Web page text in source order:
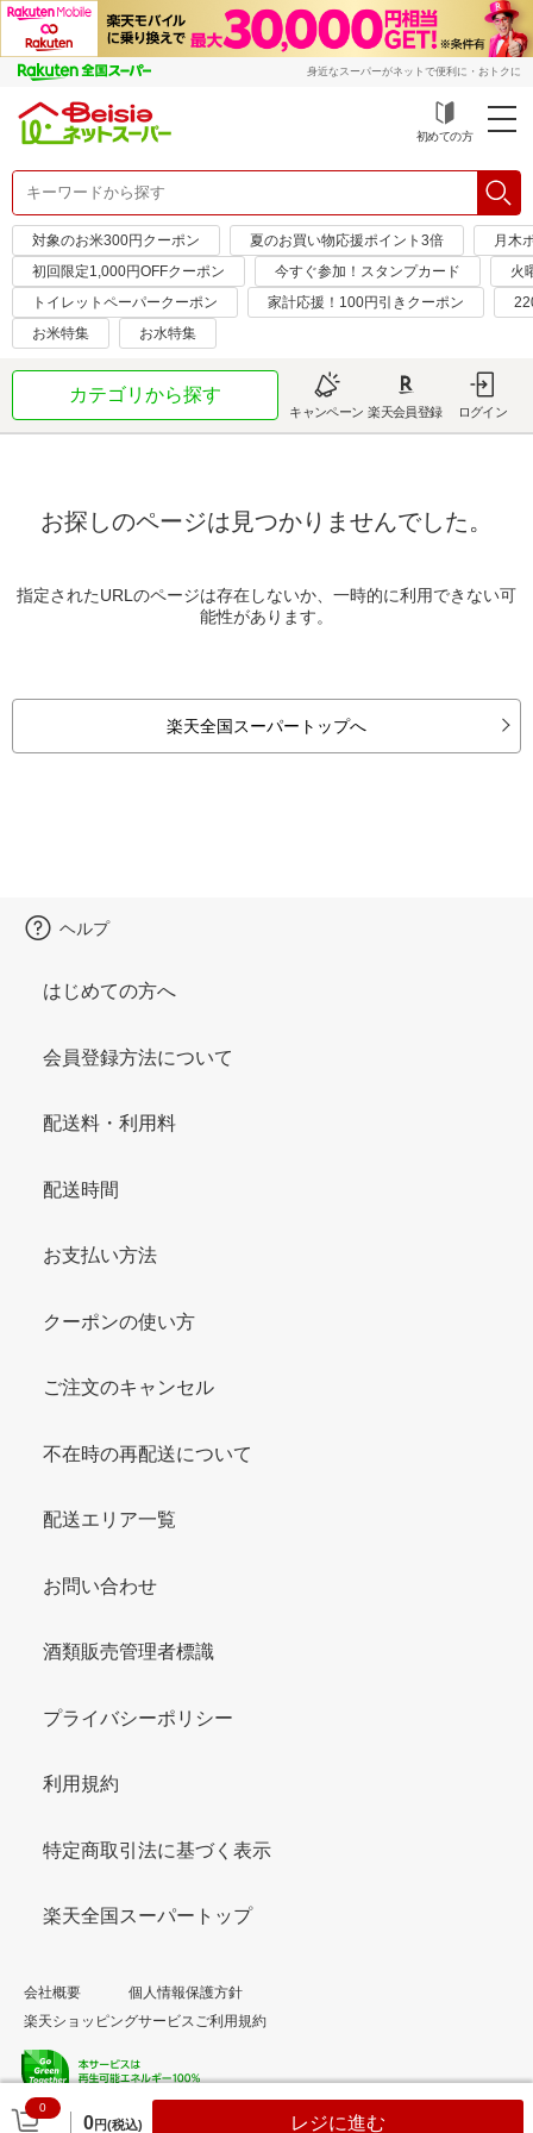
身近なスーパーがネットで便利に・おトクに
初めての方
対象のお米300円クーポン 夏のお買い物応援ポイント3倍
月木
初回限定1,000円OFFクーポン
今すぐ参加！スタンプカード
火
トイレットペーパークーポン
家計応援！100円引きクーポン
お米特集
お水特集
カテゴリから探す
キャンペーン 楽天会員登録 ログイン
お探しのページは見つかりませんでした。
指定されたURLのページは存在しないか、一時的に利用できない可
能性があります。
楽天全国スーパートップへ
0
0円(税込) レジに進む
ヘルプ
はじめての方へ
会員登録方法について
配送料・利用料
配送時間
お支払い方法
クーポンの使い方
ご注文のキャンセル
不在時の再配送について
配送エリア一覧
お問い合わせ
酒類販売管理者標識
プライバシーポリシー
利用規約
特定商取引法に基づく表示
楽天全国スーパートップ
会社概要
個人情報保護方針
楽天ショッピングサービスご利用規約
© Rakuten Group, Inc.